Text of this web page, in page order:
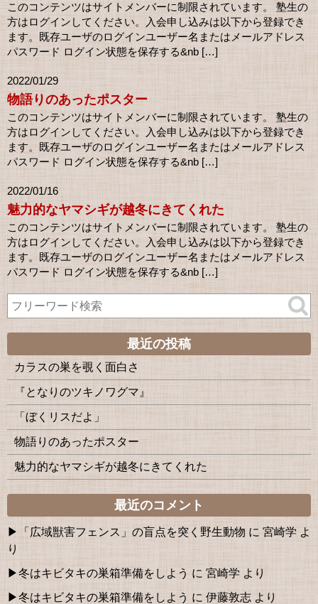
このコンテンツはサイトメンバーに制限されています。 塾生の
方はログインしてください。入会申し込みは以下から登録でき
ます。既存ユーザのログインユーザー名またはメールアドレス
パスワード ログイン状態を保存する&nb […]
2022/01/29
物語りのあったポスター
このコンテンツはサイトメンバーに制限されています。 塾生の
方はログインしてください。入会申し込みは以下から登録でき
ます。既存ユーザのログインユーザー名またはメールアドレス
パスワード ログイン状態を保存する&nb […]
2022/01/16
魅力的なヤマシギが越冬にきてくれた
このコンテンツはサイトメンバーに制限されています。 塾生の
方はログインしてください。入会申し込みは以下から登録でき
ます。既存ユーザのログインユーザー名またはメールアドレス
パスワード ログイン状態を保存する&nb […]
最近の投稿
カラスの巣を覗く面白さ
『となりのツキノワグマ』
「ぼくリスだよ」
物語りのあったポスター
魅力的なヤマシギが越冬にきてくれた
最近のコメント
「広域獣害フェンス」の盲点を突く野生動物 に 宮崎学 よ
り
冬はキビタキの巣箱準備をしよう に 宮崎学 より
冬はキビタキの巣箱準備をしよう に 伊藤敦志 より